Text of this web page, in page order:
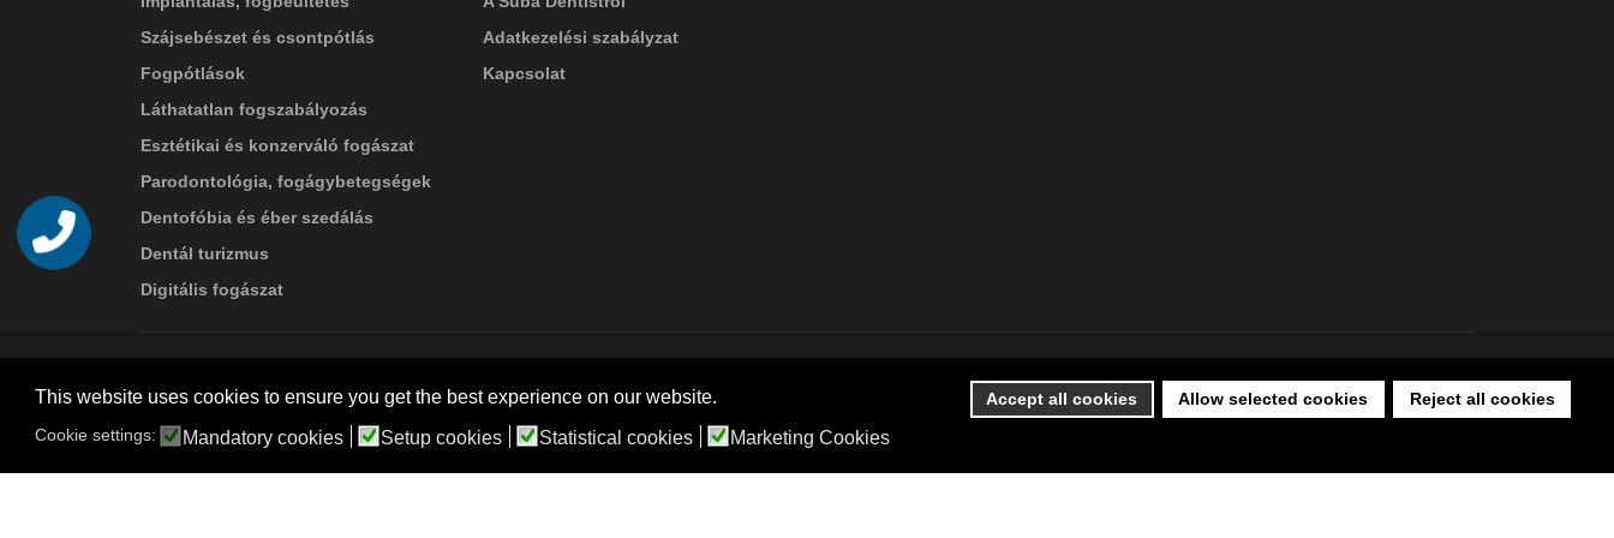
This website uses cookies to ensure you get the best experience on our website. Reject all cookies
Allow selected cookies
Accept all cookies
Cookie settings:
Mandatory cookies Setup cookies Statistical cookies Marketing Cookies
Szájsebészet és csontpótlás
Fogpótlások
Láthatatlan fogszabályozás
Esztétikai és konzerváló fogászat
Parodontológia, fogágybetegségek
Dentofóbia és éber szedálás
Dentál turizmus
Digitális fogászat
Adatkezelési szabályzat
Kapcsolat
Akadálymentesítési nyilatkozat
Telefon